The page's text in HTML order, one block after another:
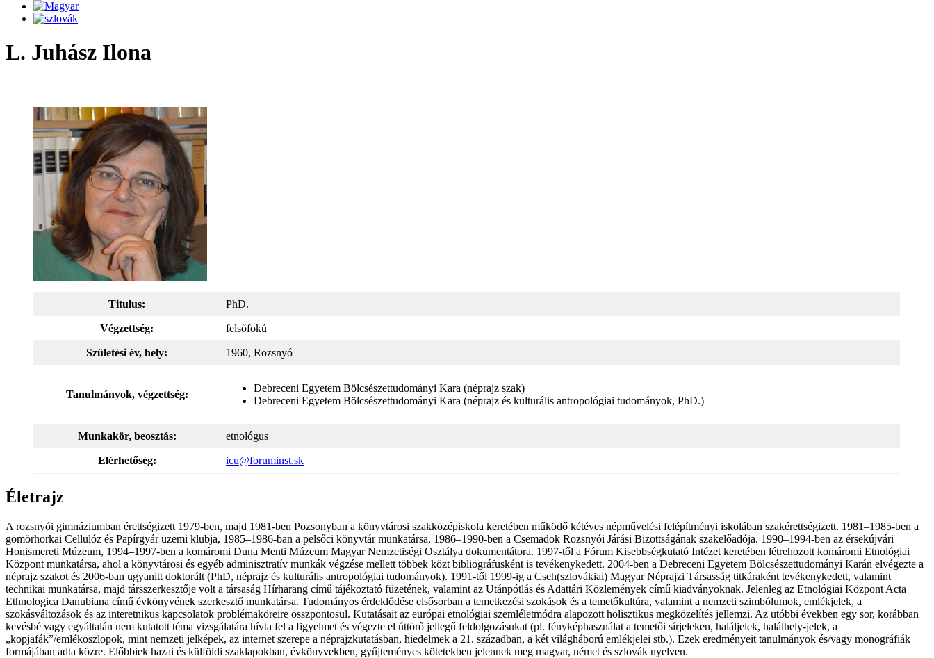
L. Juhász Ilona
Titulus: PhD.
Végzettség: felsőfokú
Születési év, hely: 1960, Rozsnyó
Tanulmányok, végzettség:
Debreceni Egyetem Bölcsészettudományi Kara (néprajz szak)
Debreceni Egyetem Bölcsészettudományi Kara (néprajz és kulturális antropológiai tudományok, PhD.)
Munkakör, beosztás: etnológus
Elérhetőség: icu@foruminst.sk
Életrajz
A rozsnyói gimnáziumban érettségizett 1979-ben, majd 1981-ben Pozsonyban a könyvtárosi szakközépiskola keretében működő kétéves népművelési felépítményi iskolában szakérettségizett. 1981–1985-ben a
gömörhorkai Cellulóz és Papírgyár üzemi klubja, 1985–1986-ban a pelsőci könyvtár munkatársa, 1986–1990-ben a Csemadok Rozsnyói Járási Bizottságának szakelőadója. 1990–1994-ben az érsekújvári
Honismereti Múzeum, 1994–1997-ben a komáromi Duna Menti Múzeum Magyar Nemzetiségi Osztálya dokumentátora. 1997-től a Fórum Kisebbségkutató Intézet keretében létrehozott komáromi Etnológiai
Központ munkatársa, ahol a könyvtárosi és egyéb adminisztratív munkák végzése mellett többek közt bibliográfusként is tevékenykedett. 2004-ben a Debreceni Egyetem Bölcsészettudományi Karán elvégezte a
néprajz szakot és 2006-ban ugyanitt doktorált (PhD, néprajz és kulturális antropológiai tudományok). 1991-től 1999-ig a Cseh(szlovákiai) Magyar Néprajzi Társasság titkáraként tevékenykedett, valamint
technikai munkatársa, majd társszerkesztője volt a társaság Hírharang című tájékoztató füzetének, valamint az Utánpótlás és Adattári Közlemények című kiadványoknak. Jelenleg az Etnológiai Központ Acta
Ethnologica Danubiana című évkönyvének szerkesztő munkatársa. Tudományos érdeklődése elsősorban a temetkezési szokások és a temetőkultúra, valamint a nemzeti szimbólumok, emlékjelek, a
szokásváltozások és az interetnikus kapcsolatok problémaköreire összpontosul. Kutatásait az európai etnológiai szemléletmódra alapozott holisztikus megközelítés jellemzi. Az utóbbi években egy sor, korábban
kevésbé vagy egyáltalán nem kutatott téma vizsgálatára hívta fel a figyelmet és végezte el úttörő jellegű feldolgozásukat (pl. fényképhasználat a temetői sírjeleken, haláljelek, halálhely-jelek, a
„kopjafák”/emlékoszlopok, mint nemzeti jelképek, az internet szerepe a néprajzkutatásban, hiedelmek a 21. században, a két világháború emlékjelei stb.). Ezek eredményeit tanulmányok és/vagy monográfiák
formájában adta közre. Előbbiek hazai és külföldi szaklapokban, évkönyvekben, gyűjteményes kötetekben jelennek meg magyar, német és szlovák nyelven.